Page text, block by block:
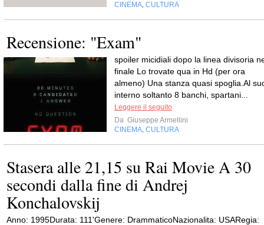
CINEMA CULTURA
Recensione: "Exam"
spoiler micidiali dopo la linea divisoria
finale Lo trovate qua in Hd (per ora
almeno) Una stanza quasi spoglia.Al
interno soltanto 8 banchi, spartani...
Leggere il seguito
Da Giuseppe Armellini
CINEMA CULTURA
Stasera alle 21,15 su Rai Movie A 30
secondi dalla fine di Andrej
Konchalovskij
Anno: 1995Durata: 111'Genere: DrammaticoNazionalita: USARegia: